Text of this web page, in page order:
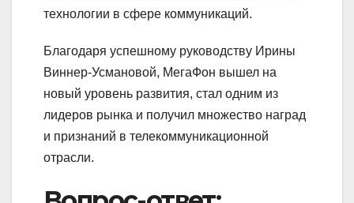
технологии в сфере коммуникаций.
Благодаря успешному руководству Ирины
Виннер-Усмановой, МегаФон вышел на
новый уровень развития, стал одним из
лидеров рынка и получил множество наград
и признаний в телекоммуникационной
отрасли.